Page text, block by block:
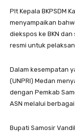
Plt Kepala BKPSDM
menyampaikan
diekspos ke BKN
resmi untuk
Dalam kesempatan
(UNPRI) Medan
dengan Pemkab
ASN melalui
Bupati Samosir